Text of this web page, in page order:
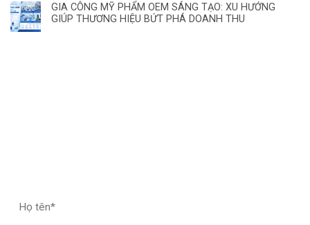
GIA CÔNG MỸ PHẨM OEM SÁNG TẠO: XU HƯỚNG
GIÚP THƯƠNG HIỆU BỨT PHÁ DOANH THU